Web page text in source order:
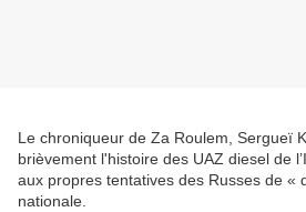
Le chroniqueur de Za Roulem, Sergueï
brièvement l'histoire des UAZ diesel de
aux propres tentatives des Russes de «
nationale.